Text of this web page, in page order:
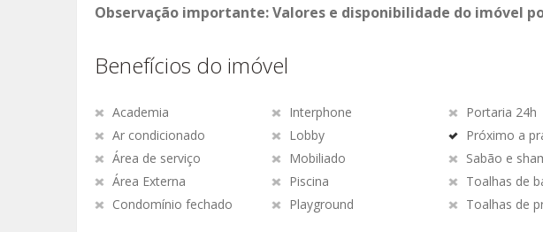
Observação importante: Valores e disponibilidade do imóvel
Benefícios do imóvel
Academia
Ar condicionado
Área de serviço
Área Externa
Condomínio fechado
Interphone
Lobby
Mobiliado
Piscina
Playground
Portaria 24h
Próximo a
Sabão e
Toalhas de
Toalhas de